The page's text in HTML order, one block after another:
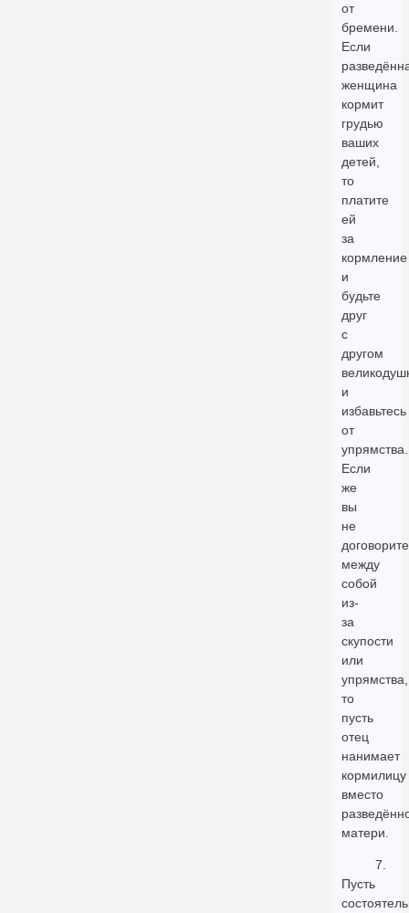
от
бремени.
Если
женщина
кормит
грудью
ваших
детей,
то
платите
ей
за
кормление
и
будьте
друг
с
другом
и
избавьтесь
от
упрямства.
Если
же
вы
не
между
собой
из-
за
скупости
или
упрямства,
то
пусть
отец
нанимает
кормилицу
вместо
матери.
7.
Пусть